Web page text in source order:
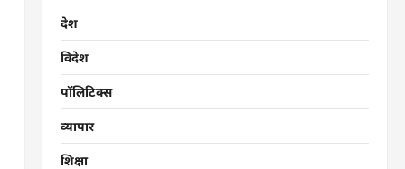
देश
विदेश
पॉलिटिक्स
व्यापार
शिक्षा